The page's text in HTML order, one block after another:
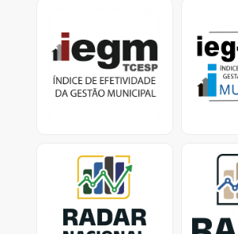
Índice de Efetividade da
Gestão Municipal -
Dados e Relatórios
Índice
Gestão
dados
Radar nacional dos
investimentos dos RPPS
Consolidação dos
investimentos dos RPPS
Radar
Painel
dos